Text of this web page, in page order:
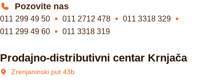
Pozovite nas
011 299 49 50 011 2712 478
011 3318 329
011 299 49 60
011 3318 319
Prodajno-distributivni centar Krnjača
Zrenjaninski put 43b